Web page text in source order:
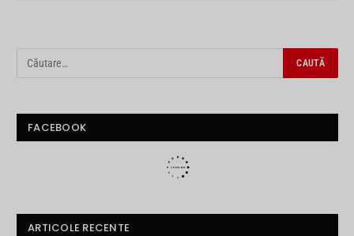
FACEBOOK
ARTICOLE RECENTE